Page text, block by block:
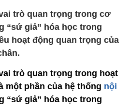
trò quan trọng trong cơ
“sứ giả” hóa học trong
hoạt động quan trọng của
trò quan trọng trong hoạt
một phần của hệ thống nội
“sứ giả” hóa học trong